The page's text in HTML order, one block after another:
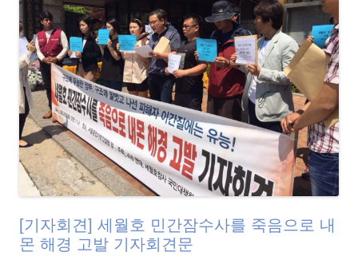
[기자회견] 세월호 민간잠수사를 죽음으로 내
몬 해경 고발 기자회견문